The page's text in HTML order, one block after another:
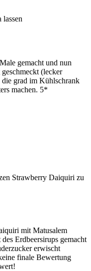
lassen
gemacht und nun
(lecker
grad im Kühlschrank
machen. 5*
Strawberry Daiquiri zu
mit Matusalem
Erdbeersirups gemacht
erwischt
finale Bewertung